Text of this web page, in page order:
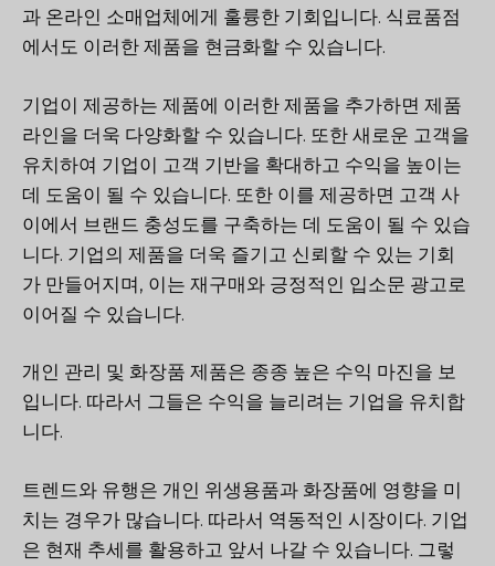
과 온라인 소매업체에게 훌륭한 기회입니다. 식료품점
에서도 이러한 제품을 현금화할 수 있습니다.
기업이 제공하는 제품에 이러한 제품을 추가하면 제품
라인을 더욱 다양화할 수 있습니다. 또한 새로운 고객을
유치하여 기업이 고객 기반을 확대하고 수익을 높이는
데 도움이 될 수 있습니다. 또한 이를 제공하면 고객 사
이에서 브랜드 충성도를 구축하는 데 도움이 될 수 있습
니다. 기업의 제품을 더욱 즐기고 신뢰할 수 있는 기회
가 만들어지며, 이는 재구매와 긍정적인 입소문 광고로
이어질 수 있습니다.
개인 관리 및 화장품 제품은 종종 높은 수익 마진을 보
입니다. 따라서 그들은 수익을 늘리려는 기업을 유치합
니다.
트렌드와 유행은 개인 위생용품과 화장품에 영향을 미
치는 경우가 많습니다. 따라서 역동적인 시장이다. 기업
은 현재 추세를 활용하고 앞서 나갈 수 있습니다. 그렇